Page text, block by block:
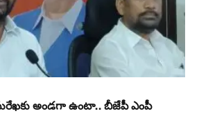
అండగా ఉంటా.. బీజేపీ ఎంపీ